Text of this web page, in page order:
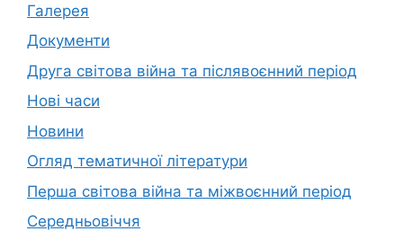
Галерея
Документи
Друга світова війна та післявоєнний період
Нові часи
Новини
Огляд тематичної літератури
Перша світова війна та міжвоєнний період
Середньовіччя